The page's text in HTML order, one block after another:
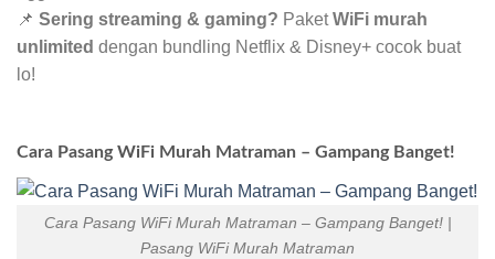
📌 Sering streaming & gaming? PaketWiFi murah
unlimited dengan bundling Netflix & Disney+ cocok buat
lo!
Cara Pasang WiFi Murah Matraman – Gampang Banget!
Cara Pasang WiFi Murah Matraman – Gampang Banget! |
Pasang WiFi Murah Matraman